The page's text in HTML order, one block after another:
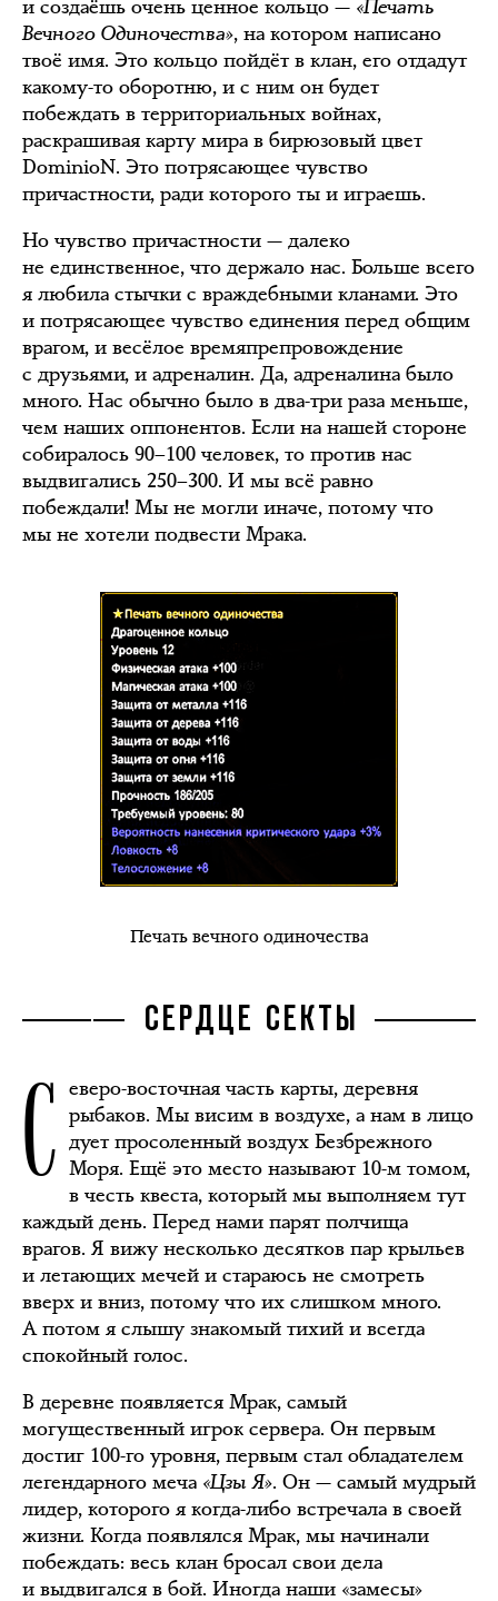
и создаёшь очень ценное кольцо — «Печать
Вечного Одиночества», на котором написано
твоё имя. Это кольцо пойдёт в клан, его отдадут
какому-то оборотню, и с ним он будет
побеждать в территориальных войнах,
раскрашивая карту мира в бирюзовый цвет
DominioN. Это потрясающее чувство
причастности, ради которого ты и играешь.
Но чувство причастности — далеко
не единственное, что держало нас. Больше всего
я любила стычки с враждебными кланами. Это
и потрясающее чувство единения перед общим
врагом, и весёлое времяпрепровождение
с друзьями, и адреналин. Да, адреналина было
много. Нас обычно было в два-три раза меньше,
чем наших оппонентов. Если на нашей стороне
собиралось 90–100 человек, то против нас
выдвигались 250–300. И мы всё равно
побеждали! Мы не могли иначе, потому что
мы не хотели подвести Мрака.
Печать вечного одиночества
СЕРДЦЕ СЕКТЫ
С еверо-восточная часть карты, деревня
рыбаков. Мы висим в воздухе, а нам в лицо
дует просоленный воздух Безбрежного
Моря. Ещё это место называют 10-м томом,
в честь квеста, который мы выполняем тут
каждый день. Перед нами парят полчища
врагов. Я вижу несколько десятков пар крыльев
и летающих мечей и стараюсь не смотреть
вверх и вниз, потому что их слишком много.
А потом я слышу знакомый тихий и всегда
спокойный голос.
В деревне появляется Мрак, самый
могущественный игрок сервера. Он первым
достиг 100-го уровня, первым стал обладателем
легендарного меча «Цзы Я». Он — самый мудрый
лидер, которого я когда-либо встречала в своей
жизни. Когда появлялся Мрак, мы начинали
побеждать: весь клан бросал свои дела
и выдвигался в бой. Иногда наши «замесы»